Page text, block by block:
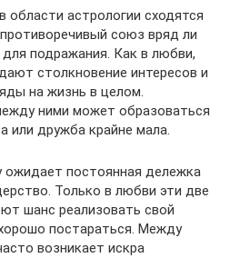
области астрологии сходятся
союз вряд ли
подражания. Как в любви,
столкновение интересов и
на жизнь в целом.
ними может образоваться
или дружба крайне мала.
ожидает постоянная дележка
Только в любви эти две
шанс реализовать свой
постараться. Между
возникает искра